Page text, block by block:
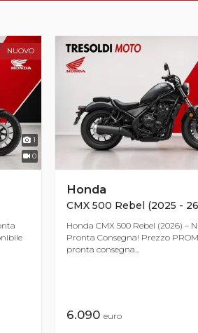
NUOVO
1
0
Honda
CMX 500 Rebel (2025 -
Honda CMX 500 Rebel (2026) –
Pronta Consegna! Prezzo
pronta consegna...
6.090 euro